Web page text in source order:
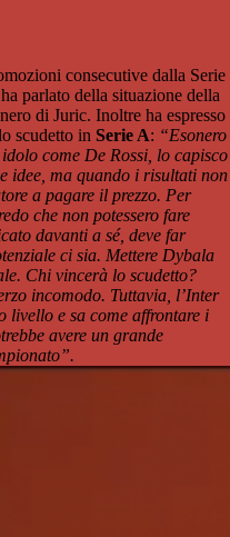
consecutive dalla Serie
parlato della situazione della
di Juric. Inoltre ha espresso
scudetto in Serie A: “Esonero
come De Rossi, lo capisco
idee, ma quando i risultati non
a pagare il prezzo. Per
che non potessero fare
davanti a sé, deve far
ci sia. Mettere Dybala
Chi vincerà lo scudetto?
incomodo. Tuttavia, l’Inter
livello e sa come affrontare i
avere un grande